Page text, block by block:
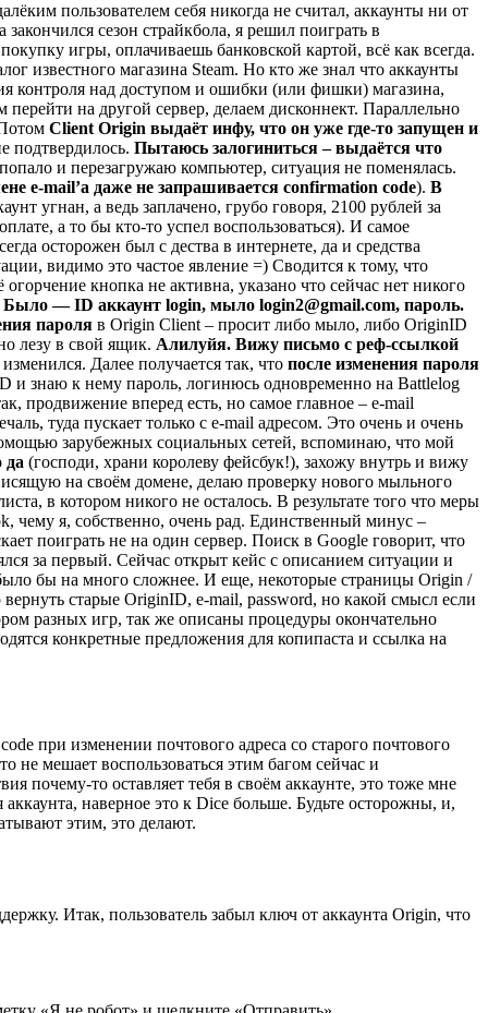
пользователем себя никогда не считал, аккаунты ни от
сезон страйкбола, я решил поиграть в
игры, оплачиваешь банковской картой, всё как всегда.
известного магазина Steam. Но кто же знал что аккаунты
контроля над доступом и ошибки (или фишки) магазина,
на другой сервер, делаем дисконнект. Параллельно
Client Origin выдаёт инфу, что он уже где-то запущен и
подтвердилось. Пытаюсь залогиниться – выдаётся что
и перезагружаю компьютер, ситуация не поменялась.
e-mail’а даже не запрашивается confirmation code). В
угнан, а ведь заплачено, грубо говоря, 2100 рублей за
а то бы кто-то успел воспользоваться). И самое
осторожен был с дества в интернете, да и средства
видимо это частое явление =) Сводится к тому, что
кнопка не активна, указано что сейчас нет никого
Было — ID аккаунт login, мыло login2@gmail.com, пароль.
пароля в Origin Client – просит либо мыло, либо OriginID
лезу в свой ящик. Алилуйя. Вижу письмо с реф-ссылкой
Далее получается так, что после изменения пароля
знаю к нему пароль, логинюсь одновременно на Battlelog
продвижение вперед есть, но самое главное – e-mail
туда пускает только с e-mail адресом. Это очень и очень
зарубежных социальных сетей, вспоминаю, что мой
да (господи, храни королеву фейсбук!), захожу внутрь и вижу
на своём домене, делаю проверку нового мыльного
в котором никого не осталось. В результате того что меры
чему я, собственно, очень рад. Единственный минус –
поиграть не на один сервер. Поиск в Google говорит, что
за первый. Сейчас открыт кейс с описанием ситуации и
бы на много сложнее. И еще, некоторые страницы Origin /
старые OriginID, e-mail, password, но какой смысл если
разных игр, так же описаны процедуры окончательно
конкретные предложения для копипаста и ссылка на
при изменении почтового адреса со старого почтового
не мешает воспользоваться этим багом сейчас и
почему-то оставляет тебя в своём аккаунте, это тоже мне
наверное это к Dice больше. Будьте осторожны, и,
этим, это делают.
Итак, пользователь забыл ключ от аккаунта Origin, что